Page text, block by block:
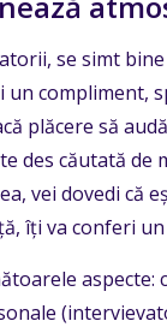
se simt
un compliment,
plăcere să
des căutată de
vei dovedi
îți va conferi